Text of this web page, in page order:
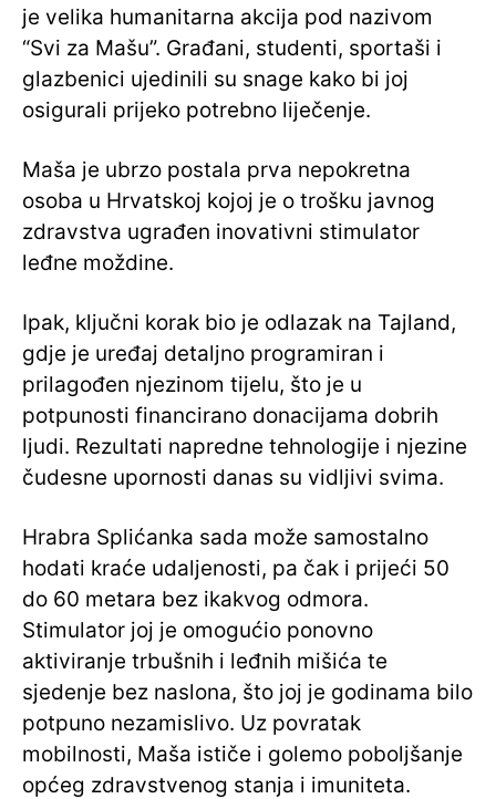
je velika humanitarna akcija pod nazivom
“Svi za Mašu”. Građani, studenti, sportaši i
glazbenici ujedinili su snage kako bi joj
osigurali prijeko potrebno liječenje.
Maša je ubrzo postala prva nepokretna
osoba u Hrvatskoj kojoj je o trošku javnog
zdravstva ugrađen inovativni stimulator
leđne moždine.
Ipak, ključni korak bio je odlazak na Tajland,
gdje je uređaj detaljno programiran i
prilagođen njezinom tijelu, što je u
potpunosti financirano donacijama dobrih
ljudi. Rezultati napredne tehnologije i njezine
čudesne upornosti danas su vidljivi svima.
Hrabra Splićanka sada može samostalno
hodati kraće udaljenosti, pa čak i prijeći 50
do 60 metara bez ikakvog odmora.
Stimulator joj je omogućio ponovno
aktiviranje trbušnih i leđnih mišića te
sjedenje bez naslona, što joj je godinama bilo
potpuno nezamislivo. Uz povratak
mobilnosti, Maša ističe i golemo poboljšanje
općeg zdravstvenog stanja i imuniteta.